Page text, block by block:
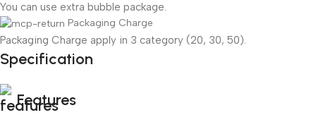
You can use extra bubble package.
Packaging Charge
Packaging Charge apply in 3 category (20, 30, 50).
Specification
Features